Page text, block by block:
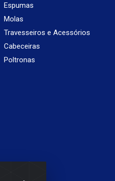
Espumas
Molas
Travesseiros e Acessórios
Cabeceiras
Poltronas